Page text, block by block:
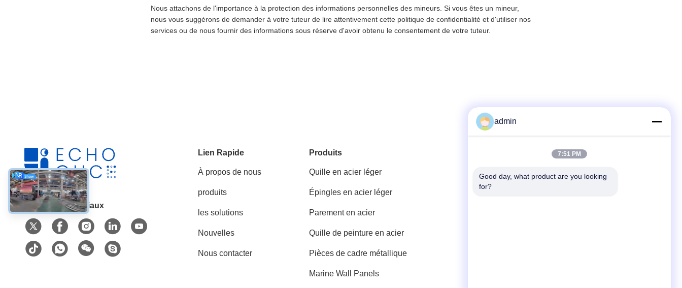
Nous attachons de l'importance à la protection des informations personnelles des mineurs. Si vous êtes un mineur,
nous vous suggérons de demander à votre tuteur de lire attentivement cette politique de confidentialité et d'utiliser nos
services ou de nous fournir des informations sous réserve d'avoir obtenu le consentement de votre tuteur.
Les réseaux sociaux
Lien Rapide
À propos de nous
produits
les solutions
Nouvelles
Nous contacter
Produits
Quille en acier léger
Épingles en acier léger
Parement en acier
Quille de peinture en acier
Pièces de cadre métallique
Marine Wall Panels
Contactez rapidement
Télégramme
admin
7:51 PM
Good day, what product are you looking
for?